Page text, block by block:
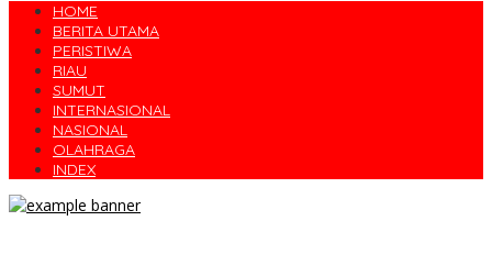
HOME
BERITA UTAMA
PERISTIWA
RIAU
SUMUT
INTERNASIONAL
NASIONAL
OLAHRAGA
INDEX